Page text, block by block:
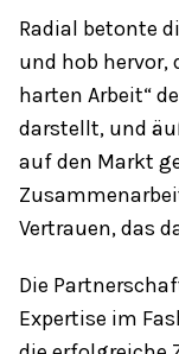
Radial betonte
und hob hervor,
harten Arbeit“
darstellt, und
auf den Markt
Vertrauen, das
Die
Expertise im